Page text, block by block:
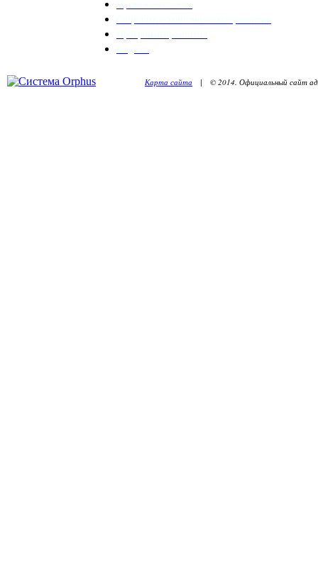
Карта сайта | © 2014. Официальный сайт